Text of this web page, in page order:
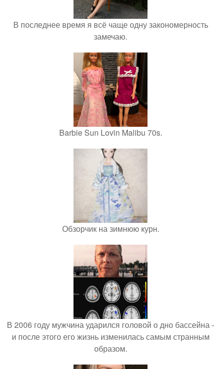
В последнее время я всё чаще одну закономерность
замечаю.
Barbie Sun Lovin Malibu 70s.
Обзорчик на зимнюю курн.
В 2006 году мужчина ударился головой о дно бассейна -
и после этого его жизнь изменилась самым странным
образом.